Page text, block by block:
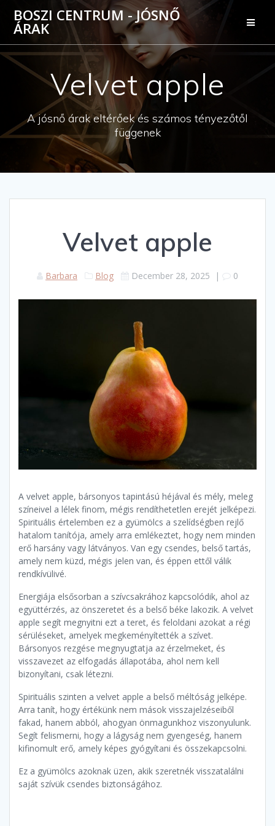
Skip
to
content
BOSZI CENTRUM - JÓSNŐ
ÁRAK
Velvet apple
A jósnő árak eltérőek és számos tényezőtől
függenek
Velvet apple
Barbara Blog December 28, 2025 | 0
A velvet apple, bársonyos tapintású héjával és mély, meleg
színeivel a lélek finom, mégis rendíthetetlen erejét jelképezi.
Spirituális értelemben ez a gyümölcs a szelídségben rejlő
hatalom tanítója, amely arra emlékeztet, hogy nem minden
erő harsány vagy látványos. Van egy csendes, belső tartás,
amely nem küzd, mégis jelen van, és éppen ettől válik
rendkívülivé.
Energiája elsősorban a szívcsakrához kapcsolódik, ahol az
együttérzés, az önszeretet és a belső béke lakozik. A velvet
apple segít megnyitni ezt a teret, és feloldani azokat a régi
sérüléseket, amelyek megkeményítették a szívet.
Bársonyos rezgése megnyugtatja az érzelmeket, és
visszavezet az elfogadás állapotába, ahol nem kell
bizonyítani, csak létezni.
Spirituális szinten a velvet apple a belső méltóság jelképe.
Arra tanít, hogy értékünk nem mások visszajelzéseiből
fakad, hanem abból, ahogyan önmagunkhoz viszonyulunk.
Segít felismerni, hogy a lágyság nem gyengeség, hanem
kifinomult erő, amely képes gyógyítani és összekapcsolni.
Ez a gyümölcs azoknak üzen, akik szeretnék visszatalálni
saját szívük csendes biztonságához.